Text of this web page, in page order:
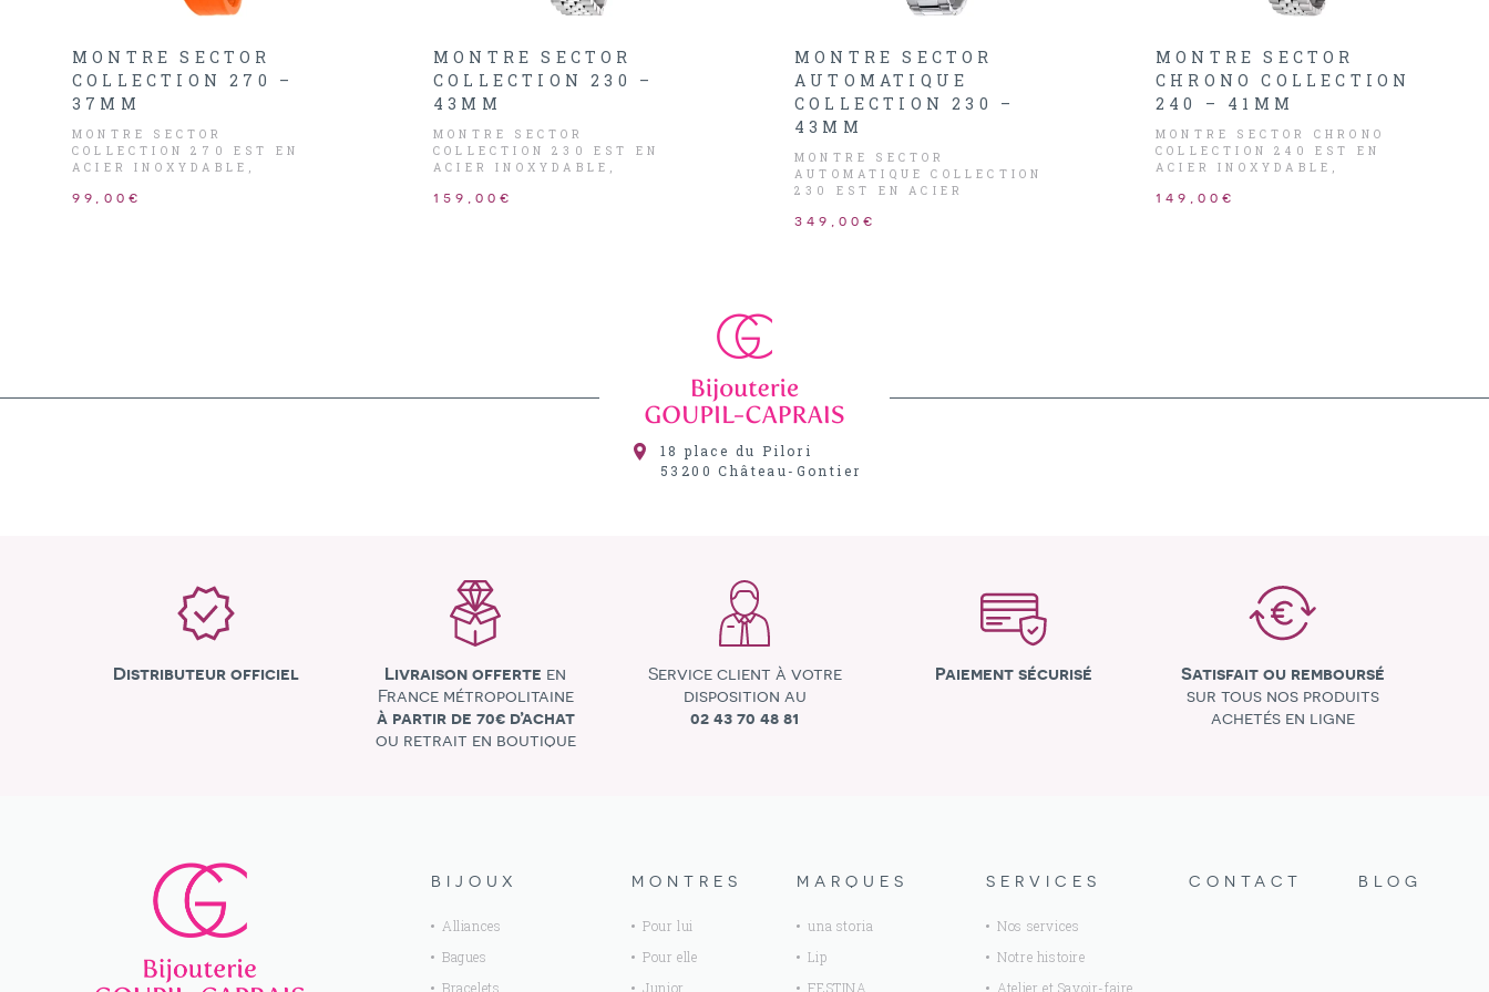
MONTRE SECTOR
COLLECTION 270 –
37MM
MONTRE SECTOR
COLLECTION 270 EST EN
ACIER INOXYDABLE,
CHIFFRES ET DATEUR,
99,00€
MONTRE SECTOR
COLLECTION 230 –
43MM
MONTRE SECTOR
COLLECTION 230 EST EN
ACIER INOXYDABLE,
ET LUNETTE NOIR ET
159,00€
MONTRE SECTOR
AUTOMATIQUE
COLLECTION 230 –
43MM
MONTRE SECTOR
AUTOMATIQUE COLLECTION
230 EST EN ACIER
ORANGE AVEC DATEUR,
349,00€
MONTRE SECTOR
CHRONO COLLECTION
240 – 41MM
MONTRE SECTOR CHRONO
COLLECTION 240 EST EN
ACIER INOXYDABLE,
CHRONOMÈTRE ET DATEUR,
149,00€
18 place du Pilori
53200Château-Gontier
Distributeur officiel Livraison offerte en
France métropolitaine
à partir de 70€ d’achat
ou retrait en boutique
Service client à votre
disposition au
02 43 70 48 81
Paiement sécurisé
Satisfait ou remboursé
sur tous nos produits
achetés en ligne
BIJOUX
Alliances
Bagues
Bracelets
MONTRES
Pour lui
Pour elle
Junior
MARQUES
una storia
Lip
FESTINA
SERVICES
Nos services
Notre histoire
Atelier et Savoir-faire
CONTACT BLOG